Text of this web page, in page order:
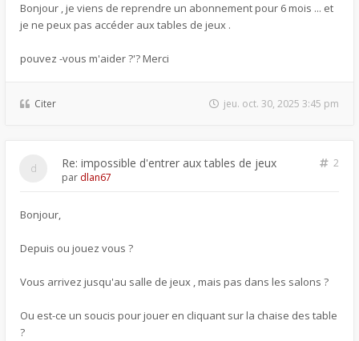
Bonjour , je viens de reprendre un abonnement pour 6 mois ... et
je ne peux pas accéder aux tables de jeux .
pouvez -vous m'aider ?'? Merci
Citer jeu. oct. 30, 2025 3:45 pm
Re: impossible d'entrer aux tables de jeux
2
par dlan67
Bonjour,
Depuis ou jouez vous ?
Vous arrivez jusqu'au salle de jeux , mais pas dans les salons ?
Ou est-ce un soucis pour jouer en cliquant sur la chaise des table
?